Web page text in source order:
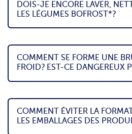
DOIS-JE ENCORE LAVER,
LES LÉGUMES BOFROST*?
COMMENT SE FORME UNE
FROID? EST-CE DANGEREUX
COMMENT ÉVITER LA
LES EMBALLAGES DES